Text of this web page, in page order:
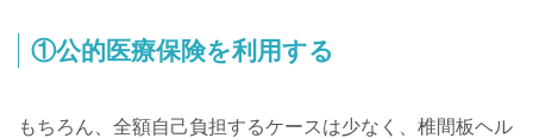
①公的医療保険を利用する
もちろん、全額自己負担するケースは少なく、椎間板ヘル